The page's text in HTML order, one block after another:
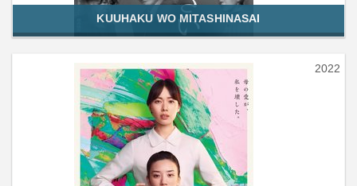
KUUHAKU WO MITASHINASAI
2022